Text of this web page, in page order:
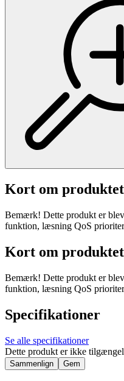
Kort om produktet
Bemærk! Dette produkt er
funktion, læsning QoS
Kort om produktet
Bemærk! Dette produkt er
funktion, læsning QoS
Specifikationer
Se alle specifikationer
Dette produkt er ikke
Sammenlign Gem